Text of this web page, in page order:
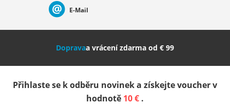
Nederland Italia (Italiano) Italien (Deutsch)
Slovenija
E-Mail
Dopravaa vrácení zdarma od € 99
Přihlaste se k odběru novinek a získejte voucher v
hodnotě 10 € .